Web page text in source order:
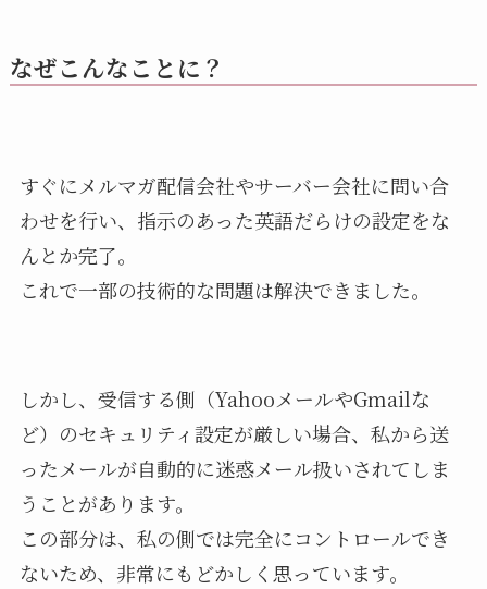
なぜこんなことに？
すぐにメルマガ配信会社やサーバー会社に問い合
わせを行い、指示のあった英語だらけの設定をな
んとか完了。
これで一部の技術的な問題は解決できました。
しかし、受信する側（YahooメールやGmailな
ど）のセキュリティ設定が厳しい場合、私から送
ったメールが自動的に迷惑メール扱いされてしま
うことがあります。
この部分は、私の側では完全にコントロールでき
ないため、非常にもどかしく思っています。